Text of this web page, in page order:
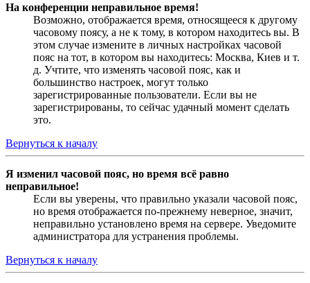
На конференции неправильное время!
Возможно, отображается время, относящееся к другому
часовому поясу, а не к тому, в котором находитесь вы. В
этом случае измените в личных настройках часовой
пояс на тот, в котором вы находитесь: Москва, Киев и т.
д. Учтите, что изменять часовой пояс, как и
большинство настроек, могут только
зарегистрированные пользователи. Если вы не
зарегистрированы, то сейчас удачный момент сделать
это.
Вернуться к началу
Я изменил часовой пояс, но время всё равно
неправильное!
Если вы уверены, что правильно указали часовой пояс,
но время отображается по-прежнему неверное, значит,
неправильно установлено время на сервере. Уведомите
администратора для устранения проблемы.
Вернуться к началу